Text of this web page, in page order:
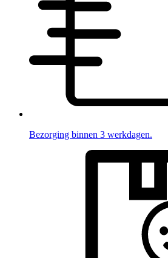
Bezorging binnen 3 werkdagen.